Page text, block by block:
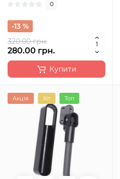
0
320.00 грн.
-13 %
280.00 грн.
Купити
Акція Хіт Топ